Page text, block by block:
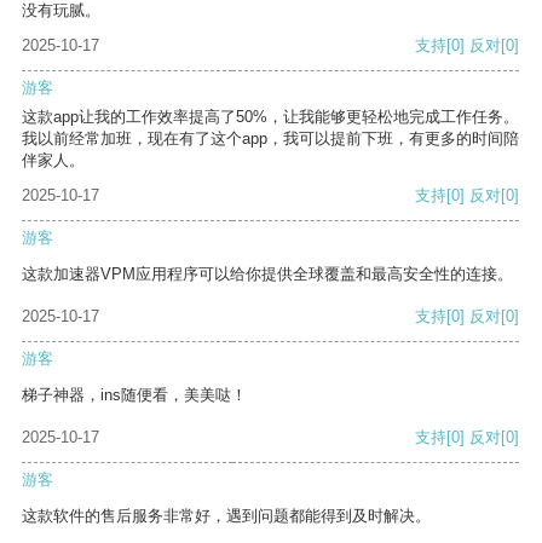
没有玩腻。
2025-10-17
支持[0] 反对[0]
游客
这款app让我的工作效率提高了50%，让我能够更轻松地完成工作任务。
我以前经常加班，现在有了这个app，我可以提前下班，有更多的时间陪
伴家人。
2025-10-17
支持[0] 反对[0]
游客
这款加速器VPM应用程序可以给你提供全球覆盖和最高安全性的连接。
2025-10-17 支持[0] 反对[0]
游客
梯子神器，ins随便看，美美哒！
2025-10-17 支持[0] 反对[0]
游客
这款软件的售后服务非常好，遇到问题都能得到及时解决。